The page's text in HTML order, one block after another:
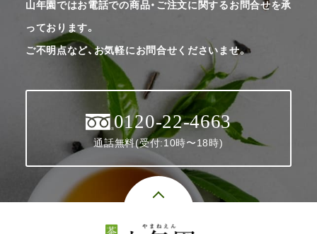
山年園ではお電話での商品・ご注文に関するお問合せを承
っております。
ご不明点など、お気軽にお問合せくださいませ。
0120-22-4663
通話無料(受付:10時〜18時)